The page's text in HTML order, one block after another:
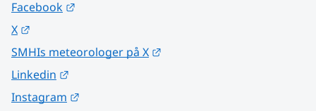
Facebook
X
SMHIs meteorologer på X
Linkedin
Instagram